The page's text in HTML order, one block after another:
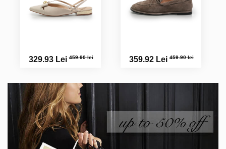
329.93 Lei459.90 lei 359.92 Lei459.90 lei